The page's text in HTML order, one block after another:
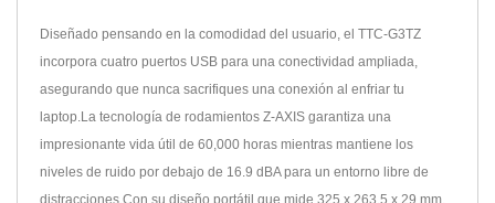
Diseñado pensando en la comodidad del usuario, el TTC-G3TZ
incorpora cuatro puertos USB para una conectividad ampliada,
asegurando que nunca sacrifiques una conexión al enfriar tu
laptop.La tecnología de rodamientos Z-AXIS garantiza una
impresionante vida útil de 60,000 horas mientras mantiene los
niveles de ruido por debajo de 16.9 dBA para un entorno libre de